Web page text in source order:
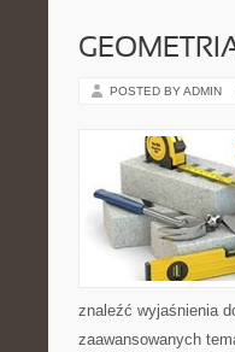
POSTED BY ADMIN
znaleźć wyjaśnienia
zaawansowanych